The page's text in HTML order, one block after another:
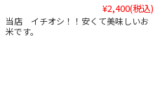
¥2,400(税込)
当店 イチオシ！！安くて美味しいお
米です。